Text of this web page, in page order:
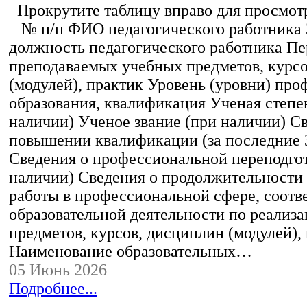
Прокрутите таблицу вправо для
№ п/п ФИО педагогического работника
должность педагогического работника
преподаваемых учебных предметов,
(модулей), практик Уровень (уровни)
образования, квалификация Ученая
наличии) Ученое звание (при наличии)
повышении квалификации (за последние
Сведения о профессиональной
наличии) Сведения о
работы в профессиональной сфере,
образовательной деятельности по
предметов, курсов, дисциплин (модулей),
Наименование образовательных…
05 Июнь 2026
Подробнее...